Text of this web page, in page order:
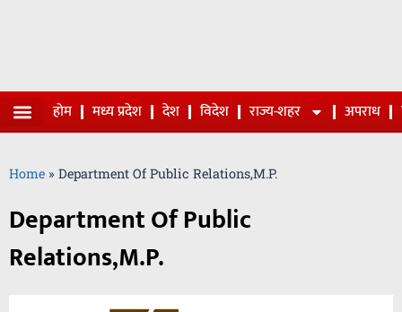
होम मध्य प्रदेश देश विदेश राज्य-शहर अपराध
Home » Department Of Public Relations,M.P.
Department Of Public
Relations,M.P.